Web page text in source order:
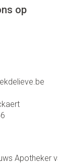
op
Apotheker